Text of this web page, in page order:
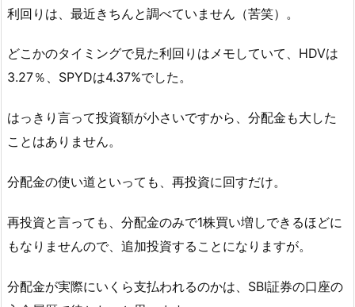
利回りは、最近きちんと調べていません（苦笑）。
どこかのタイミングで見た利回りはメモしていて、HDVは
3.27％、SPYDは4.37%でした。
はっきり言って投資額が小さいですから、分配金も大した
ことはありません。
分配金の使い道といっても、再投資に回すだけ。
再投資と言っても、分配金のみで1株買い増しできるほどに
もなりませんので、追加投資することになりますが。
分配金が実際にいくら支払われるのかは、SBI証券の口座の